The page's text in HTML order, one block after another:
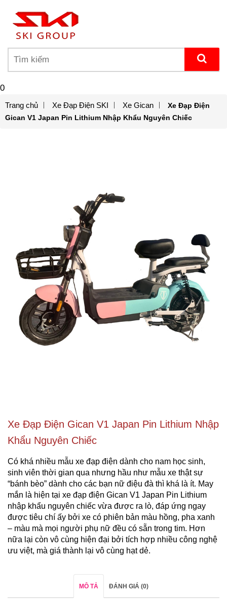
0
Trang chủ Xe Đạp Điện SKI Xe Gican
Xe Đạp Điện
Gican V1 Japan Pin Lithium Nhập Khẩu Nguyên Chiếc
Xe Đạp Điện Gican V1 Japan Pin Lithium Nhập
Khẩu Nguyên Chiếc
Có khá nhiều mẫu xe đạp điện dành cho nam học sinh,
sinh viên thời gian qua nhưng hầu như mẫu xe thật sự
“bánh bèo” dành cho các bạn nữ điệu đà thì khá là ít. May
mắn là hiện tại xe đạp điện Gican V1 Japan Pin Lithium
nhập khẩu nguyên chiếc vừa được ra lò, đáp ứng ngay
được tiêu chí ấy bởi xe có phiên bản màu hồng, pha xanh
– màu mà mọi người phụ nữ đều có sẵn trong tim. Hơn
nữa lại còn vô cùng hiện đại bởi tích hợp nhiều công nghệ
ưu việt, mà giá thành lại vô cùng hạt dẻ.
MÔ TẢ ĐÁNH GIÁ (0)